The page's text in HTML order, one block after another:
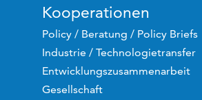
Kooperationen
Policy / Beratung / Policy Briefs
Industrie / Technologietransfer
Entwicklungszusammenarbeit
Gesellschaft